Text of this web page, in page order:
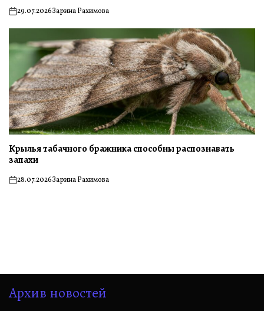
on29.07.2026Зарина Рахимова
Крылья табачного бражника способны распознавать
запахи
on28.07.2026Зарина Рахимова
Архив новостей